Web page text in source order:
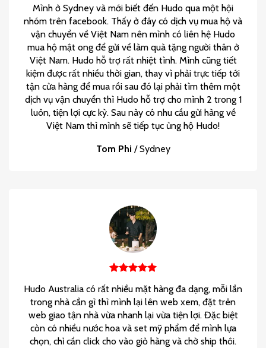
Mình ở Sydney và mới biết đến Hudo qua một hội
nhóm trên facebook. Thấy ở đây có dịch vụ mua hộ và
vận chuyển về Việt Nam nên mình có liên hệ Hudo
mua hộ mật ong để gửi về làm quà tặng người thân ở
Việt Nam. Hudo hỗ trợ rất nhiệt tình. Mình cũng tiết
kiệm được rất nhiều thời gian, thay vì phải trực tiếp tới
tận cửa hàng để mua rồi sau đó lại phải tìm thêm một
dịch vụ vận chuyển thì Hudo hỗ trợ cho mình 2 trong 1
luôn, tiện lợi cực kỳ. Sau này có nhu cầu gửi hàng về
Việt Nam thì mình sẽ tiếp tục ủng hộ Hudo!
Tom Phi /Sydney
Hudo Australia có rất nhiều mặt hàng đa dạng, mỗi lần
trong nhà cần gì thì mình lại lên web xem, đặt trên
web giao tận nhà vừa nhanh lại vừa tiện lợi. Đặc biệt
còn có nhiều nước hoa và set mỹ phẩm để mình lựa
chọn, chỉ cần click cho vào giỏ hàng và chờ ship thôi.